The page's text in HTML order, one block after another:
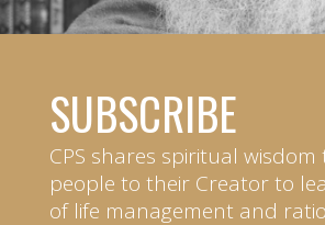
SUBSCRIBE
CPS shares spiritual
people to their Creator to
of life management and